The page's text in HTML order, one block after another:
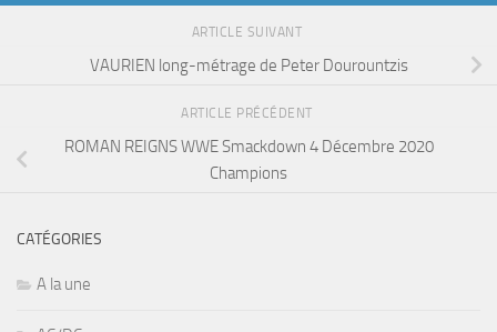
ARTICLE SUIVANT
VAURIEN long-métrage de Peter Dourountzis
ARTICLE PRÉCÉDENT
ROMAN REIGNS WWE Smackdown 4 Décembre 2020
Champions
CATÉGORIES
A la une